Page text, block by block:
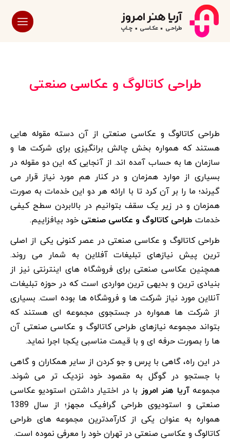
طراحی کاتالوگ و عکاسی صنعتی
طراحی کاتالوگ و عکاسی صنعتی از آن دسته مقوله هایی
هستند که همواره بخش چالش برانگیزی برای شرکت ها و
سازمان ها به حساب آمده اند. از آنجایی که این دو مقوله در
بسیاری از موارد همزمان و در کنار هم مورد نیاز قرار می
گیرند؛ ما را بر آن کرد تا با ارائه هر دو این خدمات به صورت
همزمان و در زیر یک سقف بتوانیم در بالابردن سطح کیفی
خدمات طراحی کاتالوگ و عکاسی صنعتی خود بیافزاییم.
طراحی کاتالوگ و عکاسی صنعتی در عصر کنونی یکی از اصلی
ترین پیش نیازهای تبلیغات آفلاین به شمار می روند.
همچنین عکاسی صنعتی برای فروشگاه های اینترنتی نیز از
بنیادی ترین و بدیهی ترین مواردی است که در حوزه تبلیغات
آنلاین مورد نیاز شرکت ها و فروشگاه ها بوده است. بسیاری
از شرکت ها همواره در جستجوی مجموعه ای هستند که
بتواند مجموعه نیازهای طراحی کاتالوگ و عکاسی صنعتی آن
ها را بصورت حرفه ای و با قیمت مناسبی یکجا اجرا نماید.
در این راه، گاهی با پرس و جو کردن از سایر همکاران و گاهی
با جستجو در گوگل به مقصود خود نزدیک تر می شوند.
مجموعهآریا هنر امروز با در اختیار داشتن استودیو عکاسی
صنعتی و استودیوی طراحی گرافیک مجهز؛ از سال 1389
همواره به عنوان یکی از کارآمدترین مجموعه های طراحی
کاتالوگ و عکاسی صنعتی در تهران خود را معرفی نموده است.